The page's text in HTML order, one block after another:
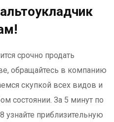
срочно продать
обращайтесь в компанию
скупкой всех видов и
состоянии. За 5 минут по
узнайте приблизительную